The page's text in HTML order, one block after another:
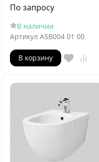
По запросу
В наличии
Артикул ASB004 01 00
В корзину